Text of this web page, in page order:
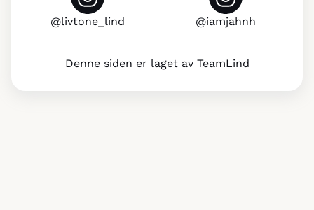
@livtone_lind @iamjahnh
Denne siden er laget av TeamLind